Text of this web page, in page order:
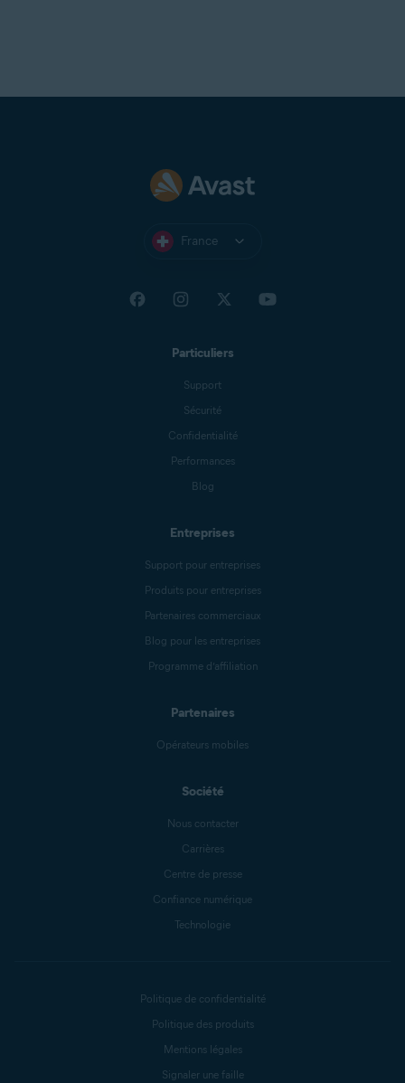
France
Particuliers
Support
Sécurité
Confidentialité
Performances
Blog
Entreprises
Support pour entreprises
Produits pour entreprises
Partenaires commerciaux
Blog pour les entreprises
Programme d’affiliation
Partenaires
Opérateurs mobiles
Société
Nous contacter
Carrières
Centre de presse
Confiance numérique
Technologie
Politique de confidentialité
Politique des produits
Mentions légales
Signaler une faille